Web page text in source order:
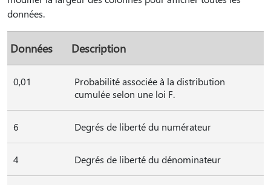
données.
Données Description
0,01
Probabilité associée à la distribution
cumulée selon une loi F.
6 Degrés de liberté du numérateur
4 Degrés de liberté du dénominateur